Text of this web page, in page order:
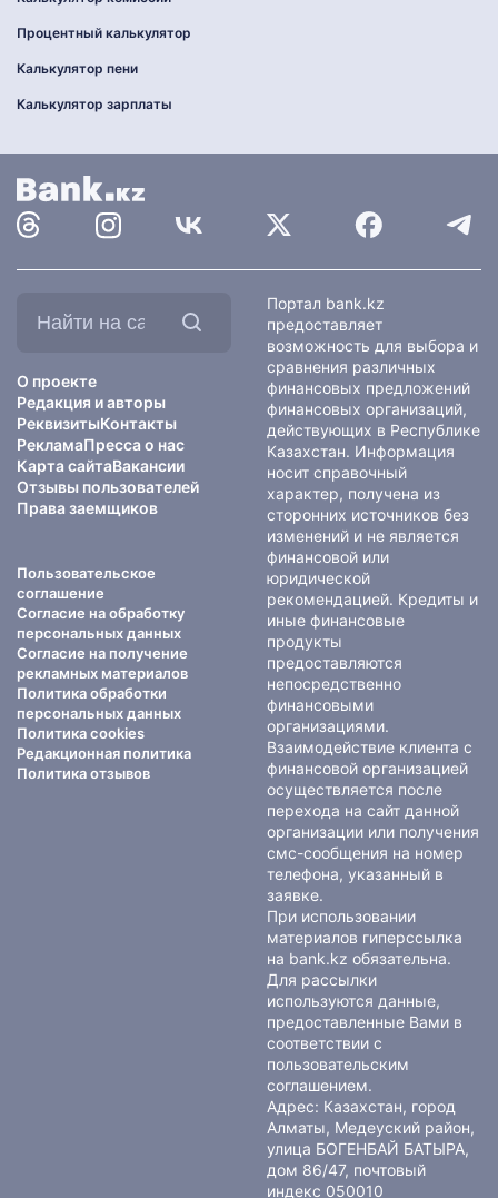
Процентный калькулятор
Калькулятор пени
Калькулятор зарплаты
О проекте
Редакция и авторы
РеквизитыКонтакты
РекламаПресса о нас
Карта сайтаВакансии
Отзывы пользователей
Права заемщиков
Пользовательское
соглашение
Согласие на обработку
персональных данных
Согласие на получение
рекламных материалов
Политика обработки
персональных данных
Политика cookies
Редакционная политика
Политика отзывов
Портал bank.kz
предоставляет
возможность для выбора и
сравнения различных
финансовых предложений
финансовых организаций,
действующих в Республике
Казахстан. Информация
носит справочный
характер, получена из
сторонних источников без
изменений и не является
финансовой или
юридической
рекомендацией. Кредиты и
иные финансовые
продукты
предоставляются
непосредственно
финансовыми
организациями.
Взаимодействие клиента с
финансовой организацией
осуществляется после
перехода на сайт данной
организации или получения
смс-сообщения на номер
телефона, указанный в
заявке.
При использовании
материалов гиперссылка
на bank.kz обязательна.
Для рассылки
используются данные,
предоставленные Вами в
соответствии с
пользовательским
соглашением.
Адрес: Казахстан, город
Алматы, Медеуский район,
улица БОГЕНБАЙ БАТЫРА,
дом 86/47, почтовый
индекс 050010